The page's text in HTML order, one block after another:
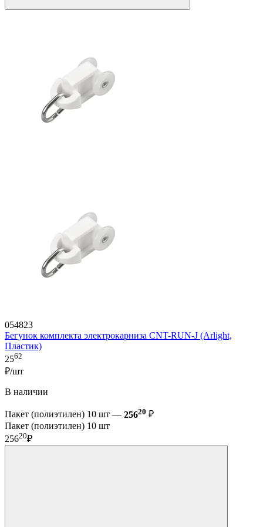
054823
Бегунок комплекта электрокарниза CNT-RUN-J (Arlight,
Пластик)
2562
₽/шт
В наличии
Пакет (полиэтилен) 10 шт — 25620 ₽
Пакет (полиэтилен) 10 шт
25620₽